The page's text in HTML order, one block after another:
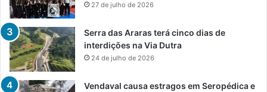
27 de julho de 2026
Serra das Araras terá cinco dias de
interdições na Via Dutra
24 de julho de 2026
Vendaval causa estragos em Seropédica e